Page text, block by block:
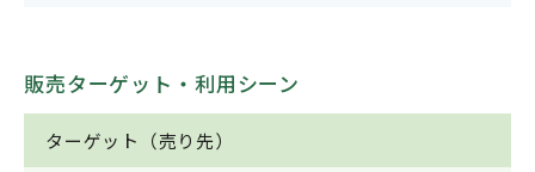
販売ターゲット・利用シーン
ターゲット（売り先）